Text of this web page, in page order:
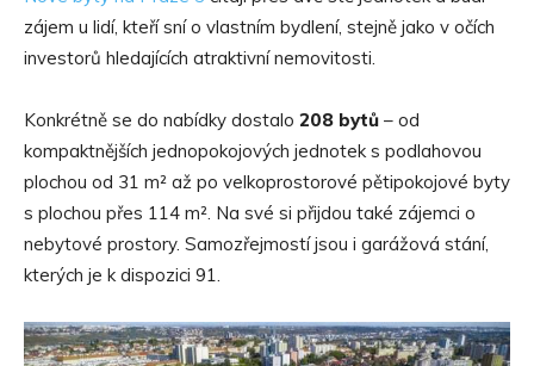
zájem u lidí, kteří sní o vlastním bydlení, stejně jako v očích
investorů hledajících atraktivní nemovitosti.
Konkrétně se do nabídky dostalo 208 bytů – od
kompaktnějších jednopokojových jednotek s podlahovou
plochou od 31 m² až po velkoprostorové pětipokojové byty
s plochou přes 114 m². Na své si přijdou také zájemci o
nebytové prostory. Samozřejmostí jsou i garážová stání,
kterých je k dispozici 91.